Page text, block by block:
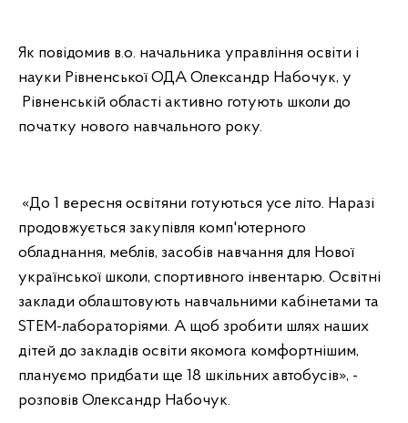
Як повідомив в.о. начальника управління освіти і
науки Рівненської ОДА Олександр Набочук, у
Рівненській області активно готують школи до
початку нового навчального року.
«До 1 вересня освітяни готуються усе літо. Наразі
продовжується закупівля комп'ютерного
обладнання, меблів, засобів навчання для Нової
української школи, спортивного інвентарю. Освітні
заклади облаштовують навчальними кабінетами та
STEM-лабораторіями. А щоб зробити шлях наших
дітей до закладів освіти якомога комфортнішим,
плануємо придбати ще 18 шкільних автобусів», -
розповів Олександр Набочук.